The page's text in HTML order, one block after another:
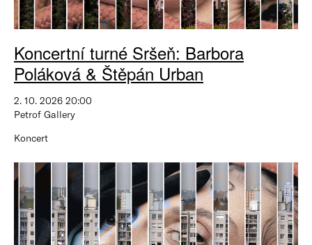
Koncertní turné Sršeň: Barbora
Poláková & Štěpán Urban
2. 10. 2026 20:00
Petrof Gallery
Koncert